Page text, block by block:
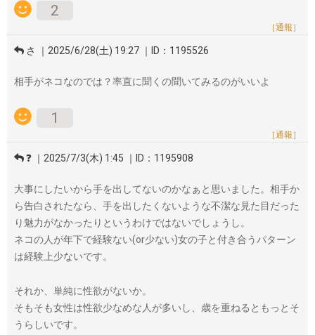
2
［通報］
さ ｜2025/6/28(土) 19:27 ｜ID：1195526
相手がネコなのでは？率直に聞くの聞いてみるのがいいよ
1
［通報］
❓ ｜2025/7/3(木) 1:45 ｜ID：1195908
大事にしたいから手を出してないのかなぁと思いました。相手か
ら告白されたなら、手を出したくないような不潔な見た目だった
り魅力がなかったりというわけではないでしょうし。
ネコの人が年下で経験ない(or少ない)女の子と付き合うパターン
は経験上少ないです。
それか、単純に性欲がないか。
そもそも女性は性欲少なめな人が多いし、歳を重ねるともっとそ
うらしいです。